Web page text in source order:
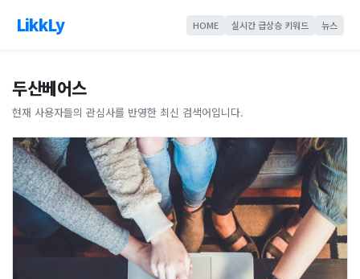
LikkLy HOME 실시간 급상승 키워드 뉴스
두산베어스
현재 사용자들의 관심사를 반영한 최신 검색어입니다.